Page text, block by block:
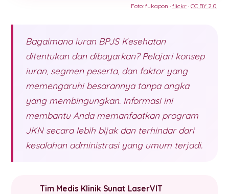
Foto: fukapon · flickr · CC BY 2.0
Bagaimana iuran BPJS Kesehatan
ditentukan dan dibayarkan? Pelajari konsep
iuran, segmen peserta, dan faktor yang
memengaruhi besarannya tanpa angka
yang membingungkan. Informasi ini
membantu Anda memanfaatkan program
JKN secara lebih bijak dan terhindar dari
kesalahan administrasi yang umum terjadi.
Tim Medis Klinik Sunat LaserVIT